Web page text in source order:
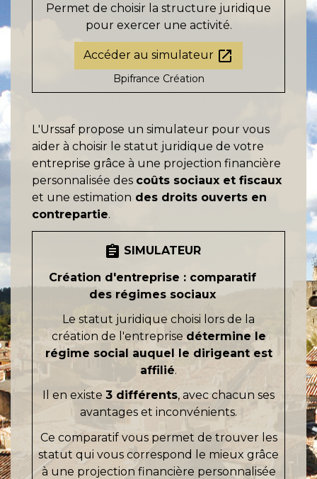
Permet de choisir la structure juridique
pour exercer une activité.
Accéder au simulateur open_in_new
Bpifrance Création
L'Urssaf propose un simulateur pour vous
aider à choisir le statut juridique de votre
entreprise grâce à une projection financière
personnalisée des coûts sociaux et fiscaux
et une estimation des droits ouverts en
contrepartie.
assignment SIMULATEUR
Création d'entreprise : comparatif
des régimes sociaux
Le statut juridique choisi lors de la
création de l'entreprise détermine le
régime social auquel le dirigeant est
affilié.
Il en existe 3 différents, avec chacun ses
avantages et inconvénients.
Ce comparatif vous permet de trouver les
statut qui vous correspond le mieux grâce
à une projection financière personnalisée